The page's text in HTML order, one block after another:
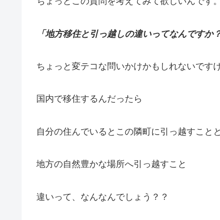
「地方移住と引っ越しの違いってなんですか
ちょっと変テコな問いかけかもしれないです
国内で移住するんだったら
自分の住んでいるとこの隣町に引っ越すことと
地方の自然豊かな場所へ引っ越すこと
違いって、なんなんでしょう？？